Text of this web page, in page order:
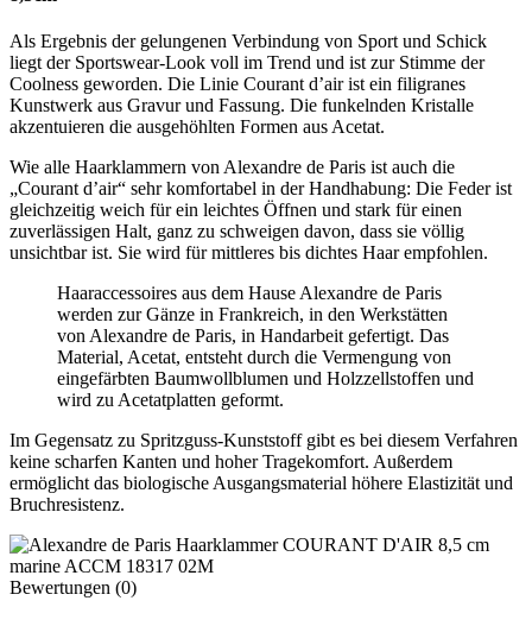
Als Ergebnis der gelungenen Verbindung von Sport und Schick
liegt der Sportswear-Look voll im Trend und ist zur Stimme der
Coolness geworden. Die Linie Courant d’air ist ein filigranes
Kunstwerk aus Gravur und Fassung. Die funkelnden Kristalle
akzentuieren die ausgehöhlten Formen aus Acetat.
Wie alle Haarklammern von Alexandre de Paris ist auch die
„Courant d’air“ sehr komfortabel in der Handhabung: Die Feder ist
gleichzeitig weich für ein leichtes Öffnen und stark für einen
zuverlässigen Halt, ganz zu schweigen davon, dass sie völlig
unsichtbar ist. Sie wird für mittleres bis dichtes Haar empfohlen.
Haaraccessoires aus dem Hause Alexandre de Paris
werden zur Gänze in Frankreich, in den Werkstätten
von Alexandre de Paris, in Handarbeit gefertigt. Das
Material, Acetat, entsteht durch die Vermengung von
eingefärbten Baumwollblumen und Holzzellstoffen und
wird zu Acetatplatten geformt.
Im Gegensatz zu Spritzguss-Kunststoff gibt es bei diesem Verfahren
keine scharfen Kanten und hoher Tragekomfort. Außerdem
ermöglicht das biologische Ausgangsmaterial höhere Elastizität und
Bruchresistenz.
Bewertungen (0)